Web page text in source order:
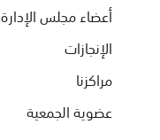
أعضاء مجلس الإدارة
الإنجازات
مراكزنا
عضوية الجمعية